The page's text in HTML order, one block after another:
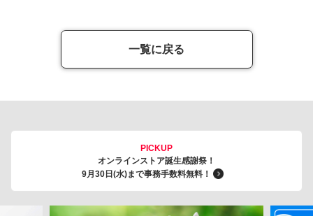
一覧に戻る
PICKUP
オンラインストア誕生感謝祭！
9月30日(水)まで事務手数料無料！